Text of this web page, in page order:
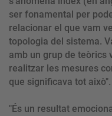
ser fonamental per
relacionar el que vam
topologia del sistema.
amb un grup de teòrics
realitzar les mesures
que significava tot això".
"És un resultat